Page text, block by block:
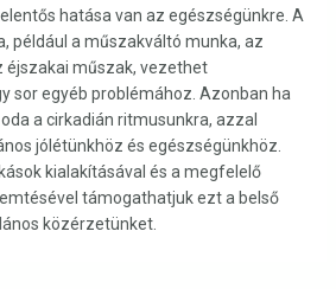
hatása van az egészségünkre. A
például a műszakváltó munka, az
éjszakai műszak, vezethet
sor egyéb problémához. Azonban ha
a cirkadián ritmusunkra, azzal
jólétünkhöz és egészségünkhöz.
kialakításával és a megfelelő
támogathatjuk ezt a belső
közérzetünket.